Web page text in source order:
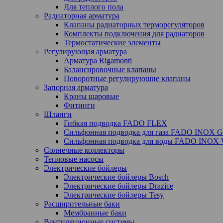
Для теплого пола
Радиаторная арматура
Клапаны радиаторных терморегуляторов
Комплекты подключения для радиаторов
Термостатические элементы
Регулирующая арматура
Арматура Rigamonti
Балансировочные клапаны
Поворотные регулирующие клапаны
Запорная арматура
Краны шаровые
Фитинги
Шланги
Гибкая подводка FADO FLEX
Сильфонная подводка для газа FADO INOX
Сильфонная подводка для воды FADO INOX
Солнечные коллекторы
Тепловые насосы
Электрические бойлеры
Электрические бойлеры Bosch
Электрические бойлеры Drazice
Электрические бойлеры Tesy
Расширительные баки
Мембранные баки